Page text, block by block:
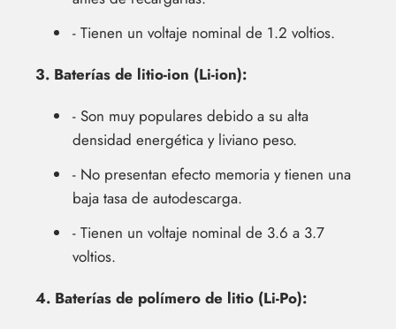
- Tienen un voltaje nominal de 1.2 voltios.
3. Baterías de litio-ion (Li-ion):
- Son muy populares debido a su alta
densidad energética y liviano peso.
- No presentan efecto memoria y tienen una
baja tasa de autodescarga.
- Tienen un voltaje nominal de 3.6 a 3.7
voltios.
4. Baterías de polímero de litio (Li-Po):